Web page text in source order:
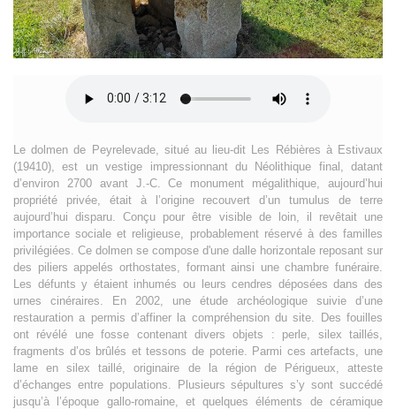
Le dolmen de Peyrelevade, situé au lieu-dit Les Rébières à Estivaux
(19410), est un vestige impressionnant du Néolithique final, datant
d’environ 2700 avant J.-C. Ce monument mégalithique, aujourd’hui
propriété privée, était à l’origine recouvert d’un tumulus de terre
aujourd’hui disparu. Conçu pour être visible de loin, il revêtait une
importance sociale et religieuse, probablement réservé à des familles
privilégiées. Ce dolmen se compose d'une dalle horizontale reposant sur
des piliers appelés orthostates, formant ainsi une chambre funéraire.
Les défunts y étaient inhumés ou leurs cendres déposées dans des
urnes cinéraires. En 2002, une étude archéologique suivie d’une
restauration a permis d’affiner la compréhension du site. Des fouilles
ont révélé une fosse contenant divers objets : perle, silex taillés,
fragments d’os brûlés et tessons de poterie. Parmi ces artefacts, une
lame en silex taillé, originaire de la région de Périgueux, atteste
d’échanges entre populations. Plusieurs sépultures s’y sont succédé
jusqu’à l’époque gallo-romaine, et quelques éléments de céramique